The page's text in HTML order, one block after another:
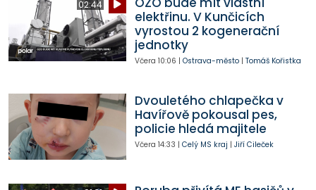
02:44
elektřinu. V Kunčicích
vyrostou 2 kogenerační
jednotky
Včera 10:06 | Ostrava-město| Tomáš Kořistka
Dvouletého chlapečka v
Havířově pokousal pes,
policie hledá majitele
Včera 14:33 | Celý MS kraj | Jiří Cileček